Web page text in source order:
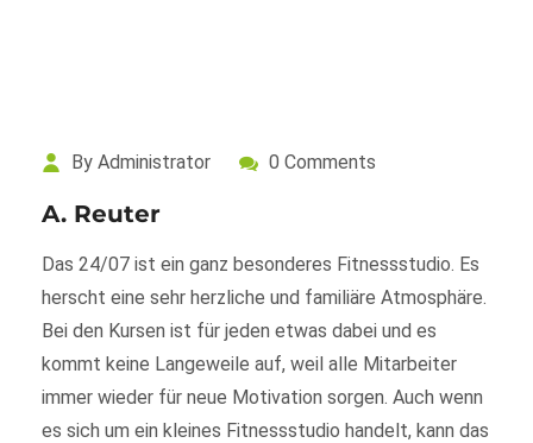
By Administrator 0 Comments
A. Reuter
Das 24/07 ist ein ganz besonderes Fitnessstudio. Es
herscht eine sehr herzliche und familiäre Atmosphäre.
Bei den Kursen ist für jeden etwas dabei und es
kommt keine Langeweile auf, weil alle Mitarbeiter
immer wieder für neue Motivation sorgen. Auch wenn
es sich um ein kleines Fitnessstudio handelt, kann das